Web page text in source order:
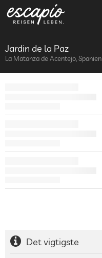
Jardin de la Paz
La Matanza de Acentejo, Spanien
Det vigtigste